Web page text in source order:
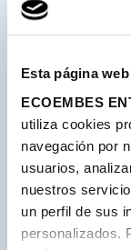
Esta página
ECOEMBES
utiliza cookies
navegación por
usuarios,
nuestros
un perfil de sus
personalizados.
Te
Madrid|
Prácticas
¿Te gustaría
donde puedas